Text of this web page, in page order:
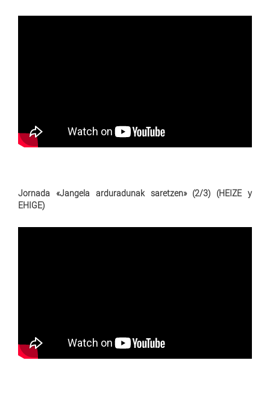
Jornada «Jangela arduradunak saretzen» (2/3) (HEIZE y
EHIGE)